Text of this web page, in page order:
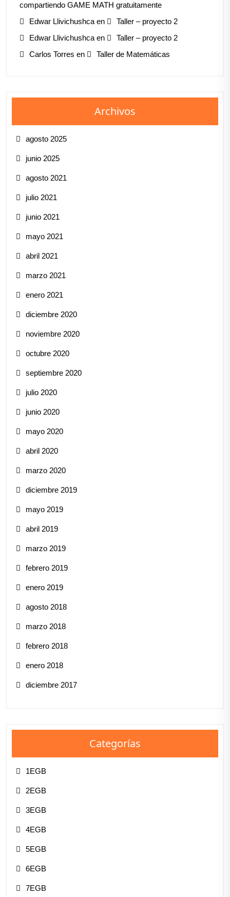
compartiendo GAME MATH gratuitamente
Edwar Llivichushca en
Taller – proyecto 2
Edwar Llivichushca en
Taller – proyecto 2
Carlos Torres en Taller de Matemáticas
Archivos
agosto 2025
junio 2025
agosto 2021
julio 2021
junio 2021
mayo 2021
abril 2021
marzo 2021
enero 2021
diciembre 2020
noviembre 2020
octubre 2020
septiembre 2020
julio 2020
junio 2020
mayo 2020
abril 2020
marzo 2020
diciembre 2019
mayo 2019
abril 2019
marzo 2019
febrero 2019
enero 2019
agosto 2018
marzo 2018
febrero 2018
enero 2018
diciembre 2017
Categorías
1EGB
2EGB
3EGB
4EGB
5EGB
6EGB
7EGB